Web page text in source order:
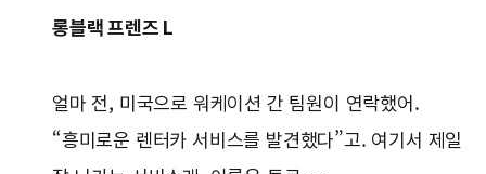
롱블랙 프렌즈 L
얼마 전, 미국으로 워케이션 간 팀원이 연락했어.
“흥미로운 렌터카 서비스를 발견했다”고. 여기서 제일